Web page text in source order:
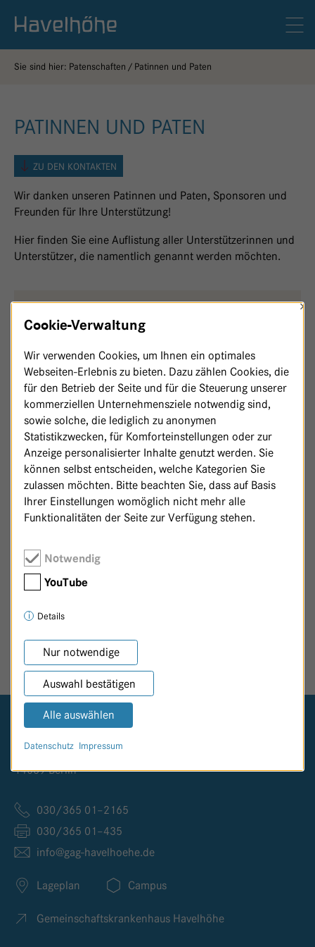
Sie sind hier: Patenschaften Patinnen und Paten
PATINNEN UND PATEN
ZU DEN KONTAKTEN
Wir danken unseren Patinnen und Paten, Sponsoren und
Freunden für Ihre Unterstützung!
Hier finden Sie eine Auflistung aller Unterstützerinnen und
Unterstützer, die namentlich genannt werden möchten.
Zurück zur Patenschaftsseite
Logo GKH Havelhöhe
Kladower Damm 221
14089 Berlin
030/365 01–2165
030/365 01–435
info@gag-havelhoehe.de
Lageplan Campus
Gemeinschaftskrankenhaus Havelhöhe
Cookie-Verwaltung
×
Wir verwenden Cookies, um Ihnen ein optimales
Webseiten-Erlebnis zu bieten. Dazu zählen Cookies, die
für den Betrieb der Seite und für die Steuerung unserer
kommerziellen Unternehmensziele notwendig sind,
sowie solche, die lediglich zu anonymen
Statistikzwecken, für Komforteinstellungen oder zur
Anzeige personalisierter Inhalte genutzt werden. Sie
können selbst entscheiden, welche Kategorien Sie
zulassen möchten. Bitte beachten Sie, dass auf Basis
Ihrer Einstellungen womöglich nicht mehr alle
Funktionalitäten der Seite zur Verfügung stehen.
Notwendig
YouTube
Details
Nur notwendige
Auswahl bestätigen
Alle auswählen
Datenschutz Impressum